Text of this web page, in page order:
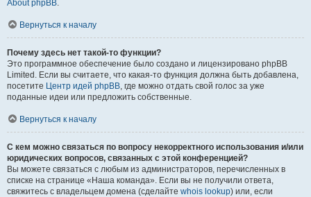
About phpBB.
Вернуться к началу
Почему здесь нет такой-то функции?
Это программное обеспечение было создано и лицензировано phpBB
Limited. Если вы считаете, что какая-то функция должна быть добавлена,
посетите Центр идей phpBB, где можно отдать свой голос за уже
поданные идеи или предложить собственные.
Вернуться к началу
С кем можно связаться по вопросу некорректного использования и/или
юридических вопросов, связанных с этой конференцией?
Вы можете связаться с любым из администраторов, перечисленных в
списке на странице «Наша команда». Если вы не получили ответа,
свяжитесь с владельцем домена (сделайте whois lookup) или, если